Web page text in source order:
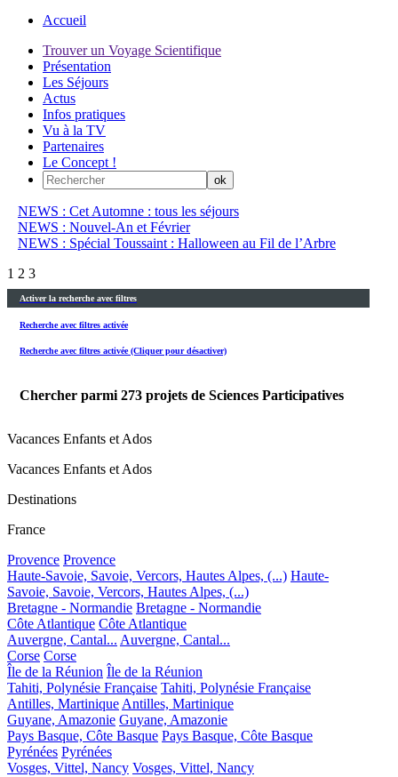
Accueil
Trouver un Voyage Scientifique
Présentation
Les Séjours
Actus
Infos pratiques
Vu à la TV
Partenaires
Le Concept !
NEWS : Cet Automne : tous les séjours
NEWS : Nouvel-An et Février
NEWS : Spécial Toussaint : Halloween au Fil de l’Arbre
1 2 3
Activer la recherche avec filtres
Recherche avec filtres activée
Recherche avec filtres activée (Cliquer pour désactiver)
Chercher parmi 273 projets de Sciences Participatives
Vacances Enfants et Ados
Vacances Enfants et Ados
Destinations
France
Provence Provence
Haute-Savoie, Savoie, Vercors, Hautes Alpes, (...) Haute-
Savoie, Savoie, Vercors, Hautes Alpes, (...)
Bretagne - Normandie Bretagne - Normandie
Côte Atlantique Côte Atlantique
Auvergne, Cantal... Auvergne, Cantal...
Corse Corse
Île de la Réunion Île de la Réunion
Tahiti, Polynésie Française Tahiti, Polynésie Française
Antilles, MartiniqueAntilles, Martinique
Guyane, Amazonie Guyane, Amazonie
Pays Basque, Côte Basque Pays Basque, Côte Basque
Pyrénées Pyrénées
Vosges, Vittel, Nancy Vosges, Vittel, Nancy